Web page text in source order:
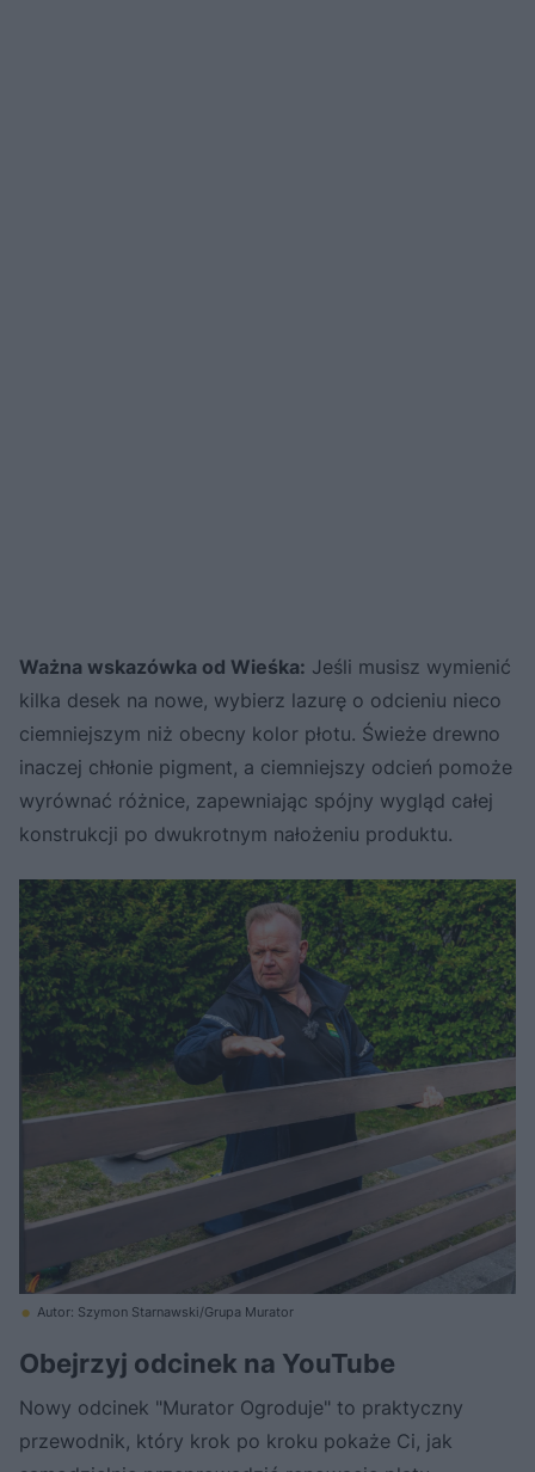
Ważna wskazówka od Wieśka: Jeśli musisz wymienić
kilka desek na nowe, wybierz lazurę o odcieniu nieco
ciemniejszym niż obecny kolor płotu. Świeże drewno
inaczej chłonie pigment, a ciemniejszy odcień pomoże
wyrównać różnice, zapewniając spójny wygląd całej
konstrukcji po dwukrotnym nałożeniu produktu.
Autor: Szymon Starnawski/Grupa Murator
Obejrzyj odcinek na YouTube
Nowy odcinek "Murator Ogroduje" to praktyczny
przewodnik, który krok po kroku pokaże Ci, jak